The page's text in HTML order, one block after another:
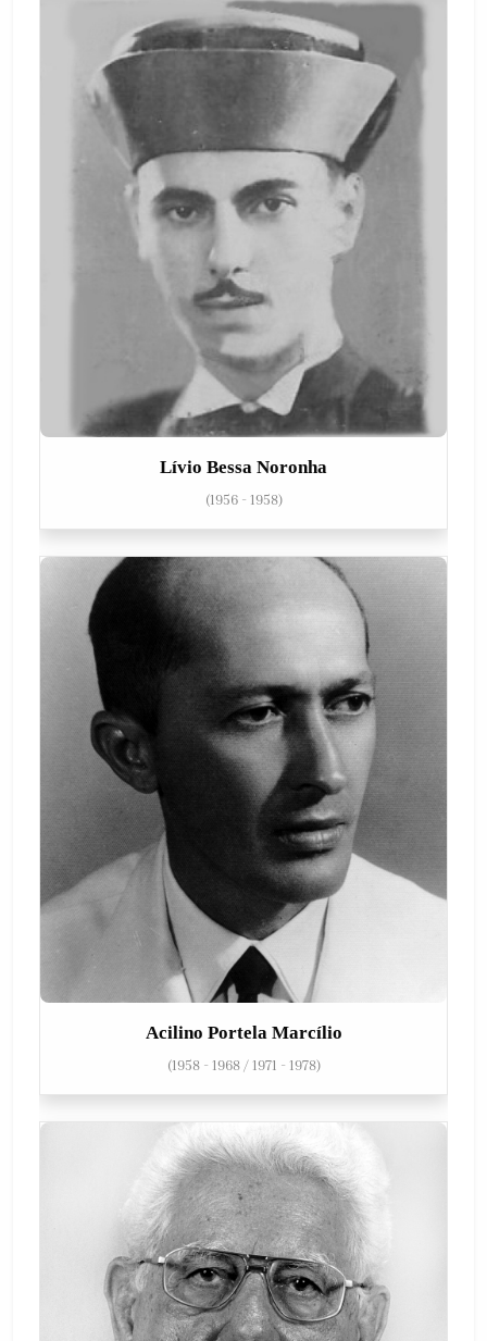
Lívio Bessa Noronha
(1956 - 1958)
Acilino Portela Marcílio
(1958 - 1968 / 1971 - 1978)